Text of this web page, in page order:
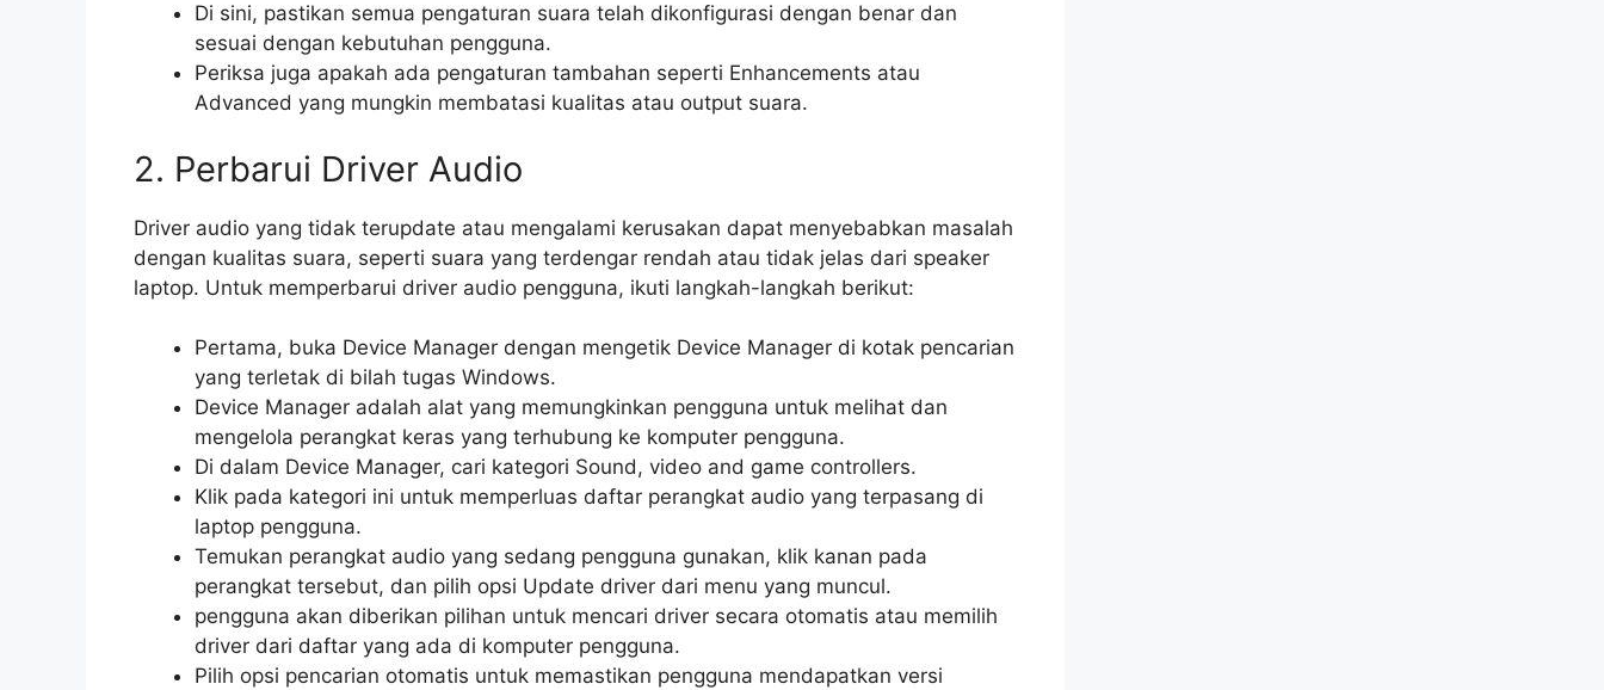
Di sini, pastikan semua pengaturan suara telah dikonfigurasi dengan benar dan
sesuai dengan kebutuhan pengguna.
Periksa juga apakah ada pengaturan tambahan seperti Enhancements atau
Advanced yang mungkin membatasi kualitas atau output suara.
2. Perbarui Driver Audio
Driver audio yang tidak terupdate atau mengalami kerusakan dapat menyebabkan masalah
dengan kualitas suara, seperti suara yang terdengar rendah atau tidak jelas dari speaker
laptop. Untuk memperbarui driver audio pengguna, ikuti langkah-langkah berikut:
Pertama, buka Device Manager dengan mengetik Device Manager di kotak pencarian
yang terletak di bilah tugas Windows.
Device Manager adalah alat yang memungkinkan pengguna untuk melihat dan
mengelola perangkat keras yang terhubung ke komputer pengguna.
Di dalam Device Manager, cari kategori Sound, video and game controllers.
Klik pada kategori ini untuk memperluas daftar perangkat audio yang terpasang di
laptop pengguna.
Temukan perangkat audio yang sedang pengguna gunakan, klik kanan pada
perangkat tersebut, dan pilih opsi Update driver dari menu yang muncul.
pengguna akan diberikan pilihan untuk mencari driver secara otomatis atau memilih
driver dari daftar yang ada di komputer pengguna.
Pilih opsi pencarian otomatis untuk memastikan pengguna mendapatkan versi